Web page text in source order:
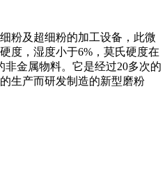
粉及超细粉的加工设备，此微
度，湿度小于6%，莫氏硬度在
非金属物料。它是经过20多次的
生产而研发制造的新型磨粉